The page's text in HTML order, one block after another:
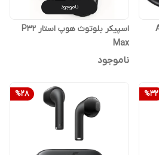
ناموجود
اسپیکر بلوتوث هوپ استار P32
Max
ناموجود
%32
%28